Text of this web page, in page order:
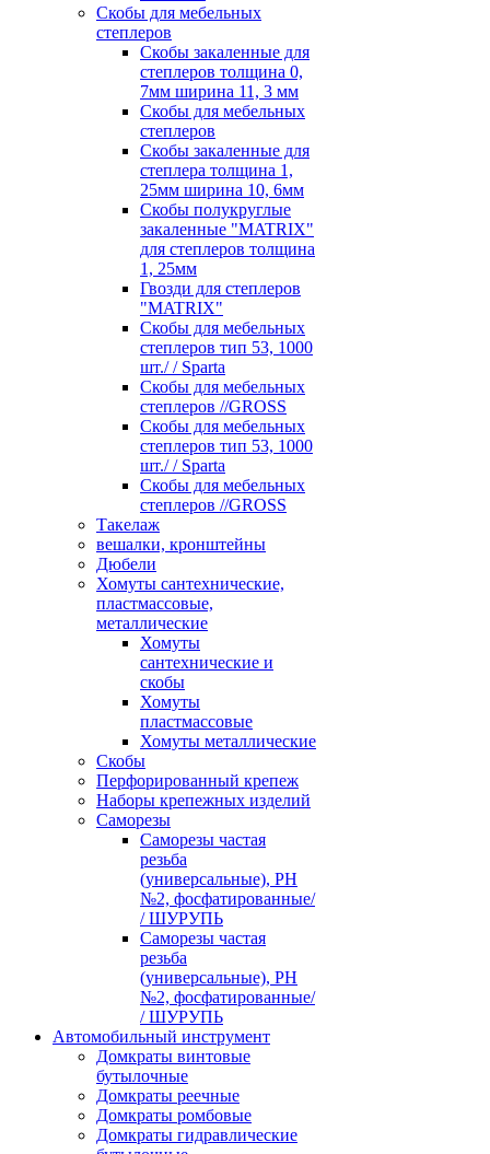
Скобы для мебельных
степлеров
Скобы закаленные для
степлеров толщина 0,
7мм ширина 11, 3 мм
Скобы для мебельных
степлеров
Скобы закаленные для
степлера толщина 1,
25мм ширина 10, 6мм
Скобы полукруглые
закаленные "MATRIX"
для степлеров толщина
1, 25мм
Гвозди для степлеров
"MATRIX"
Скобы для мебельных
степлеров тип 53, 1000
шт./ / Sparta
Скобы для мебельных
степлеров //GROSS
Скобы для мебельных
степлеров тип 53, 1000
шт./ / Sparta
Скобы для мебельных
степлеров //GROSS
Такелаж
вешалки, кронштейны
Дюбели
Хомуты сантехнические,
пластмассовые,
металлические
Хомуты
сантехнические и
скобы
Хомуты
пластмассовые
Хомуты металлические
Скобы
Перфорированный крепеж
Наборы крепежных изделий
Саморезы
Саморезы частая
резьба
(универсальные), PH
№2, фосфатированные/
/ ШУРУПЬ
Саморезы частая
резьба
(универсальные), PH
№2, фосфатированные/
/ ШУРУПЬ
Автомобильный инструмент
Домкраты винтовые
бутылочные
Домкраты реечные
Домкраты ромбовые
Домкраты гидравлические